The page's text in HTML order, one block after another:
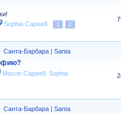
Sophia Capwell 1
2
Санта-Барбара | Santa
Mason Capwell ,Sophia
Санта-Барбара | Santa